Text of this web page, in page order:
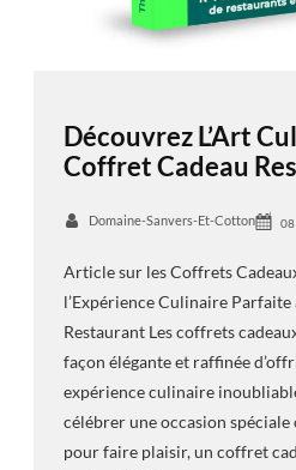
Découvrez L’Art
Coffret Cadeau
Domaine-Sanvers-Et-Cotton
Article sur les Coffrets
l’Expérience Culinaire
Restaurant Les coffrets
façon élégante et raffinée
expérience culinaire
célébrer une occasion
pour faire plaisir, un coffret